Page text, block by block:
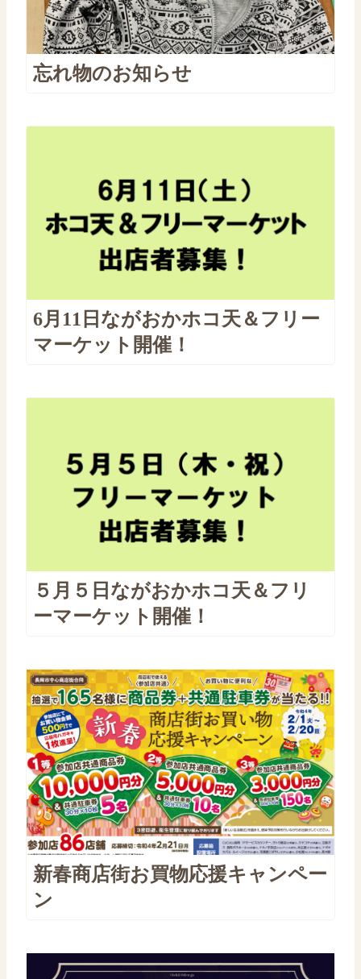
忘れ物のお知らせ
6月11日ながおかホコ天＆フリー
マーケット開催！
５月５日ながおかホコ天＆フリ
ーマーケット開催！
新春商店街お買物応援キャンペー
ン